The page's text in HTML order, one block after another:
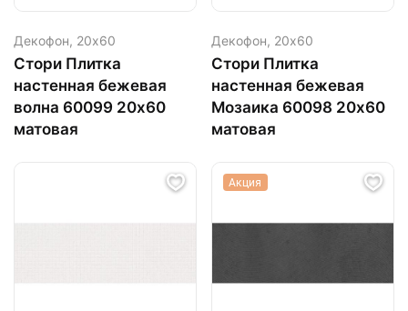
Декофон, 20х60
Стори Плитка
настенная бежевая
волна 60099 20х60
матовая
Декофон, 20х60
Стори Плитка
настенная бежевая
Мозаика 60098 20х60
матовая
Акция